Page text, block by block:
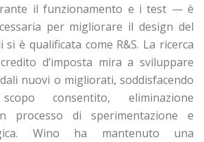
il funzionamento e i test — è
per migliorare il design del
è qualificata come R&S. La ricerca
d’imposta mira a sviluppare
nuovi o migliorati, soddisfacendo
consentito, eliminazione
processo di sperimentazione e
Wino ha mantenuto una